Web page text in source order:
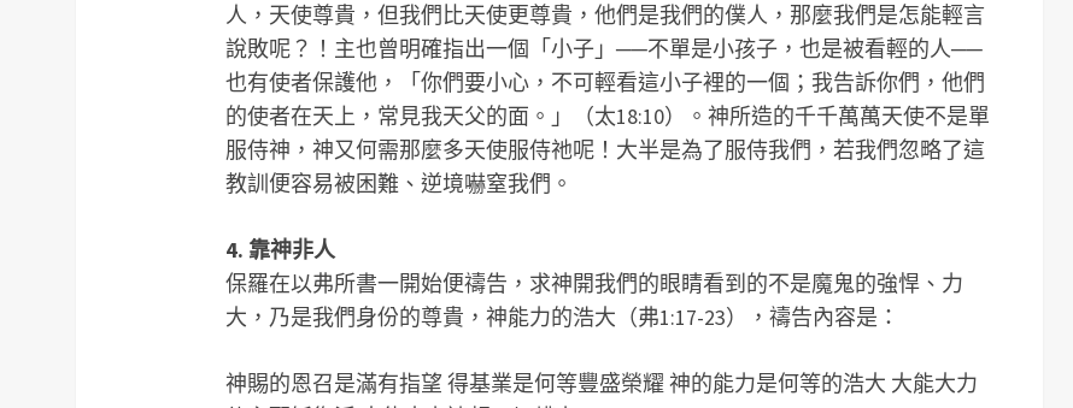
人，天使尊貴，但我們比天使更尊貴，他們是我們的僕人，那麼我們是怎能輕言
說敗呢？！主也曾明確指出一個「小子」──不單是小孩子，也是被看輕的人──
也有使者保護他，「你們要小心，不可輕看這小子裡的一個；我告訴你們，他們
的使者在天上，常見我天父的面。」（太18:10）。神所造的千千萬萬天使不是單
服侍神，神又何需那麼多天使服侍祂呢！大半是為了服侍我們，若我們忽略了這
教訓便容易被困難、逆境嚇窒我們。
4. 靠神非人
保羅在以弗所書一開始便禱告，求神開我們的眼睛看到的不是魔鬼的強悍、力
大，乃是我們身份的尊貴，神能力的浩大（弗1:17-23），禱告內容是：
神賜的恩召是滿有指望 得基業是何等豐盛榮耀 神的能力是何等的浩大 大能大力